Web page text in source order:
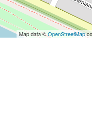
Map data ©OpenStreetMap